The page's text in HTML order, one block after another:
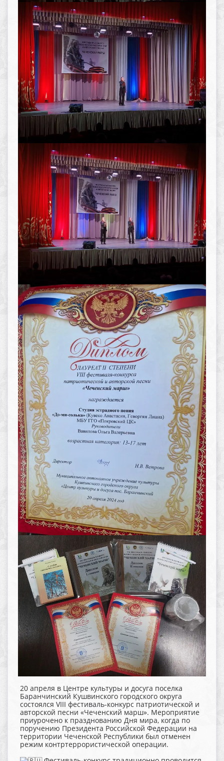
20 апреля в Центре культуры и досуга поселка
Баранчинский Кушвинского городского округа
состоялся VIII фестиваль-конкурс патриотической и
авторской песни «Чеченский марш». Мероприятие
приурочено к празднованию Дня мира, когда по
поручению Президента Российской Федерации на
территории Чеченской Республики был отменен
режим контртеррористической операции.